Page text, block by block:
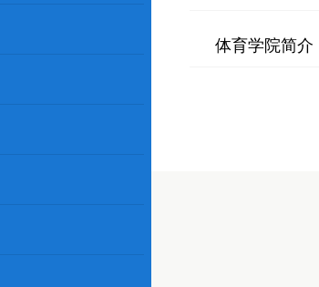
体育学院简介